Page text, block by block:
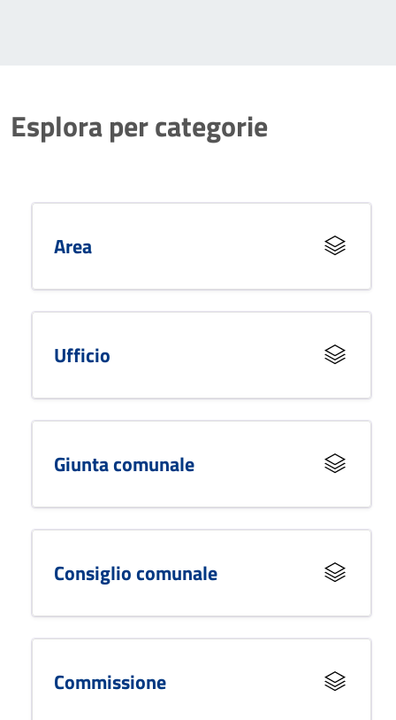
Esplora per categorie
Area
Ufficio
Giunta comunale
Consiglio comunale
Commissione